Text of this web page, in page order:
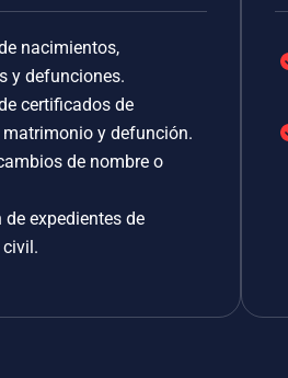
nacimientos,
y defunciones.
certificados de
y defunción.
de nombre o
expedientes de